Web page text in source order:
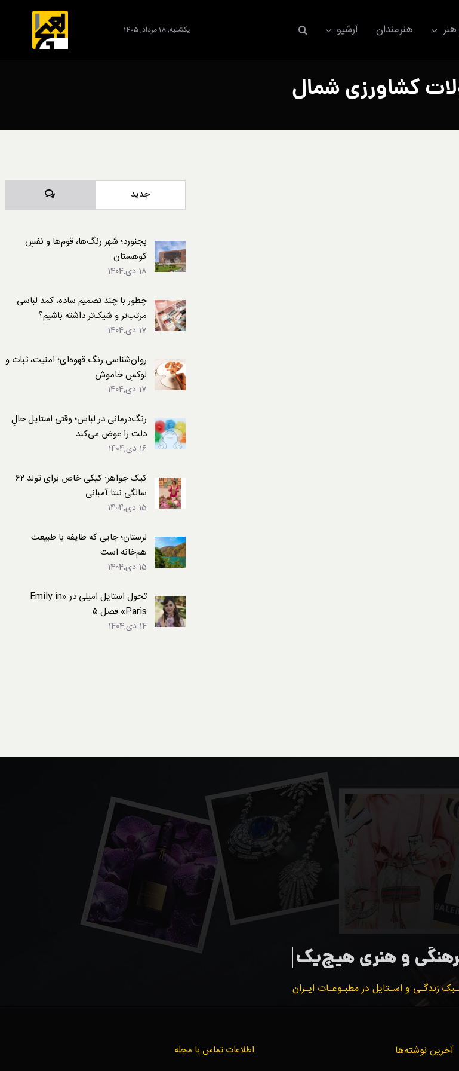
هنرمندان آرشیو یکشنبه, 18 مرداد, 1405
کشاورزی شمال
جدید دیدگاه‌ها
بجنورد؛ شهر رنگ‌ها، قوم‌ها و نفسِ
کوهستان
18 دی,1404
چطور با چند تصمیم ساده، کمد لباسی
مرتب‌تر و شیک‌تر داشته باشیم؟
17 دی,1404
روان‌شناسی رنگ قهوه‌ای؛ امنیت، ثبات و
لوکسِ خاموش
17 دی,1404
رنگ‌درمانی در لباس؛ وقتی استایل حالِ
دلت را عوض می‌کند
16 دی,1404
کیک جواهر: کیکی خاص برای تولد ۶۲
سالگی نیتا آمبانی
15 دی,1404
لرستان؛ جایی که طایفه با طبیعت
هم‌خانه است
15 دی,1404
تحول استایل امیلی در «Emily in
Paris» فصل ۵
14 دی,1404
زندگـی و اسـتایل در مطبـوعـات ایـران
آخرین نوشته‌ها اطلاعات تماس با مجله